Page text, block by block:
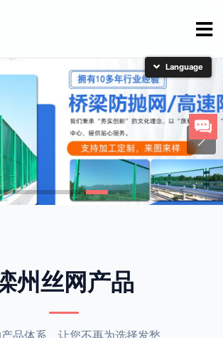
州丝网产品
品体系，让您不再为选择发愁
简体中文
English
日本語